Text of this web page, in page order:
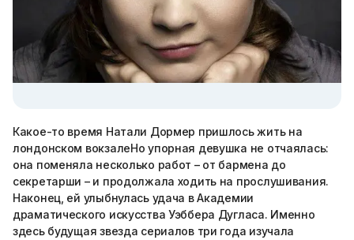
Какое-то время Натали Дормер пришлось жить на
лондонском вокзалеНо упорная девушка не отчаялась:
она поменяла несколько работ – от бармена до
секретарши – и продолжала ходить на прослушивания.
Наконец, ей улыбнулась удача в Академии
драматического искусства Уэббера Дугласа. Именно
здесь будущая звезда сериалов три года изучала